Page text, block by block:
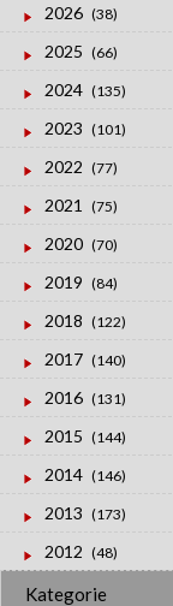
2026 (38)
2025 (66)
2024 (135)
2023 (101)
2022 (77)
2021 (75)
2020 (70)
2019 (84)
2018 (122)
2017 (140)
2016 (131)
2015 (144)
2014 (146)
2013 (173)
2012 (48)
Kategorie